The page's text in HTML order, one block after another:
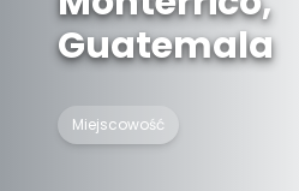
Guatemala
Miejscowość